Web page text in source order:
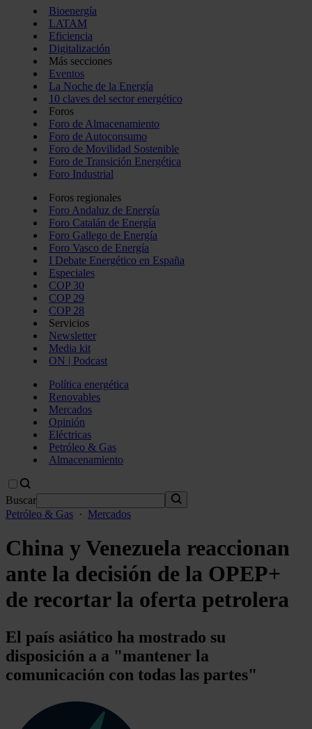
Bioenergía
LATAM
Eficiencia
Digitalización
Más secciones
Eventos
La Noche de la Energía
10 claves del sector energético
Foros
Foro de Almacenamiento
Foro de Autoconsumo
Foro de Movilidad Sostenible
Foro de Transición Energética
Foro Industrial
Foros regionales
Foro Andaluz de Energía
Foro Catalán de Energía
Foro Gallego de Energía
Foro Vasco de Energía
I Debate Energético en España
Especiales
COP 30
COP 29
COP 28
Servicios
Newsletter
Media kit
ON | Podcast
Política energética
Renovables
Mercados
Opinión
Eléctricas
Petróleo & Gas
Almacenamiento
Buscar
Petróleo & Gas · Mercados
China y Venezuela reaccionan
ante la decisión de la OPEP+
de recortar la oferta petrolera
El país asiático ha mostrado su
disposición a a "mantener la
comunicación con todas las partes"